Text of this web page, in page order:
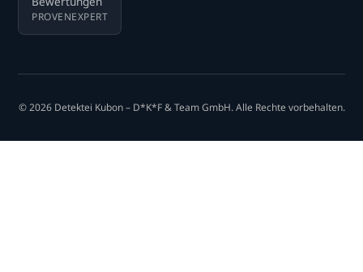
PROVENEXPERT
© 2026 Detektei Kubon – D*K*F & Team GmbH. Alle Rechte vorbehalten.